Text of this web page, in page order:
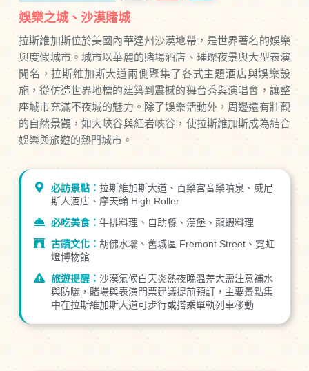
娛樂之城、沙漠賭城
拉斯維加斯位於美國內華達州沙漠地帶，是世界著名的娛樂
與度假城市。城市以華麗的賭場酒店、璀璨夜景與大型表演
聞名，拉斯維加斯大道兩側聚集了各式主題酒店與娛樂設
施，從仿造世界地標的建築到震撼的舞台秀與演唱會，讓整
座城市充滿不夜城的魅力。除了娛樂活動外，周邊還有壯觀
的自然景觀，如大峽谷與紅岩峽谷，使拉斯維加斯成為結合
娛樂與旅遊的熱門城市。
必訪景點：拉斯維加斯大道、百樂宮音樂噴泉、威尼
斯人酒店、摩天輪 High Roller
必吃美食：牛排料理、自助餐、漢堡、龍蝦料理
古蹟文化：胡佛水壩、舊城區 Fremont Street、霓虹
燈博物館
旅遊提醒：沙漠氣候白天炎熱夜晚溫差大需注意補水
與防曬，賭場與表演門票建議提前預訂，主要景點集
中在拉斯維加斯大道可步行或搭乘單軌列車移動